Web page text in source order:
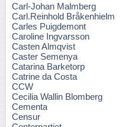
Carl-Johan Malmberg
Carl.Reinhold Bråkenhielm
Carles Puigdemont
Caroline Ingvarsson
Casten Almqvist
Caster Semenya
Catarina Barketorp
Catrine da Costa
CCW
Cecilia Wallin Blomberg
Cementa
Censur